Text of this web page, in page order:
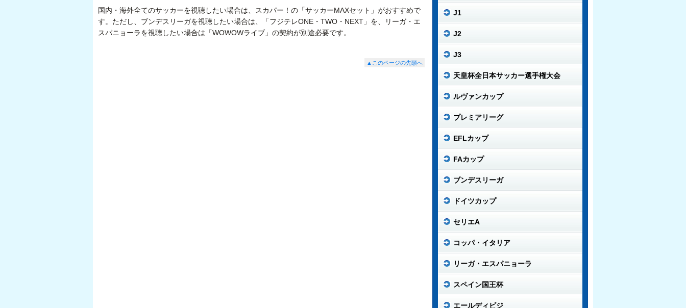
国内・海外全てのサッカーを視聴したい場合は、スカパー！の「サッカーMAXセット」がおすすめで
す。ただし、ブンデスリーガを視聴したい場合は、「フジテレONE・TWO・NEXT」を、リーガ・エ
スパニョーラを視聴したい場合は「WOWOWライブ」の契約が別途必要です。
▲このページの先頭へ
J1
J2
J3
天皇杯全日本サッカー選手権大会
ルヴァンカップ
プレミアリーグ
EFLカップ
FAカップ
ブンデスリーガ
ドイツカップ
セリエA
コッパ・イタリア
リーガ・エスパニョーラ
スペイン国王杯
エールディビジ